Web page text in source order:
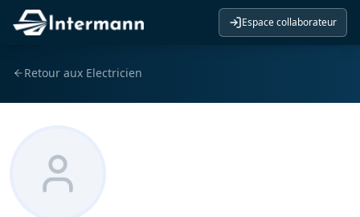
Espace collaborateur
Retour aux Electricien